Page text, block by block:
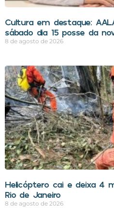
Cultura em destaque:
sábado dia 15 posse da
8 de agosto de 2026
Helicóptero cai e deixa 4
Rio de Janeiro
8 de agosto de 2026